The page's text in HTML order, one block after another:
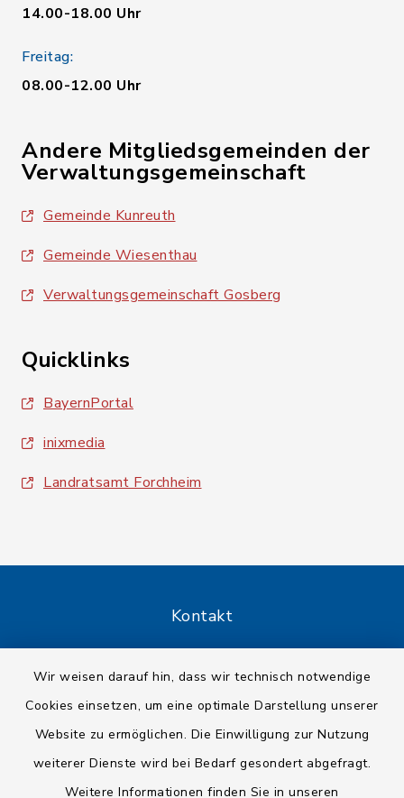
Wir weisen darauf hin, dass wir technisch notwendige
Cookies einsetzen, um eine optimale Darstellung unserer
Website zu ermöglichen. Die Einwilligung zur Nutzung
weiterer Dienste wird bei Bedarf gesondert abgefragt.
Weitere Informationen finden Sie in unseren
14.00-18.00 Uhr
Freitag:
08.00-12.00 Uhr
Andere Mitgliedsgemeinden der
Verwaltungsgemeinschaft
Gemeinde Kunreuth
Gemeinde Wiesenthau
Verwaltungsgemeinschaft Gosberg
Quicklinks
BayernPortal
inixmedia
Landratsamt Forchheim
Kontakt
Datenschutz
Impressum